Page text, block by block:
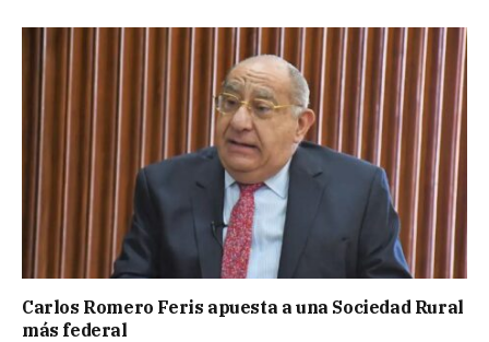
Carlos Romero Feris apuesta a una Sociedad Rural
más federal